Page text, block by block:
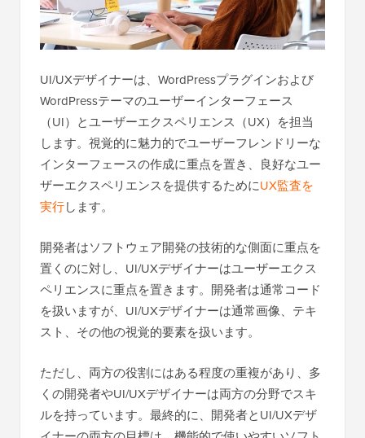
UI/UXデザイナーは、WordPressプラグインおよび
WordPressテーマのユーザーインターフェース
（UI）とユーザーエクスペリエンス（UX）を担当
します。視覚的に魅力的でユーザーフレンドリーな
インターフェースの作成に重点を置き、良好なユー
ザーエクスペリエンスを提供するためにUX監査を
実行します。
開発者はソフトウェア開発の技術的な側面に重点を
置くのに対し、UI/UXデザイナーはユーザーエクス
ペリエンスに重点を置きます。開発者は通常コード
を扱いますが、UI/UXデザイナーは通常画像、テキ
スト、その他の視覚的要素を扱います。
ただし、両方の役割にはある程度の重複があり、多
くの開発者やUI/UXデザイナーは両方の分野でスキ
ルを持っています。最終的に、開発者とUI/UXデザ